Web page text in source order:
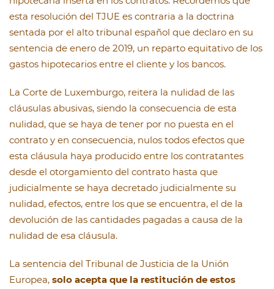
esta resolución del TJUE es contraria a la doctrina
sentada por el alto tribunal español que declaro en su
sentencia de enero de 2019, un reparto equitativo de los
gastos hipotecarios entre el cliente y los bancos.
La Corte de Luxemburgo, reitera la nulidad de las
cláusulas abusivas, siendo la consecuencia de esta
nulidad, que se haya de tener por no puesta en el
contrato y en consecuencia, nulos todos efectos que
esta cláusula haya producido entre los contratantes
desde el otorgamiento del contrato hasta que
judicialmente se haya decretado judicialmente su
nulidad, efectos, entre los que se encuentra, el de la
devolución de las cantidades pagadas a causa de la
nulidad de esa cláusula.
La sentencia del Tribunal de Justicia de la Unión
Europea, solo acepta que la restitución de estos